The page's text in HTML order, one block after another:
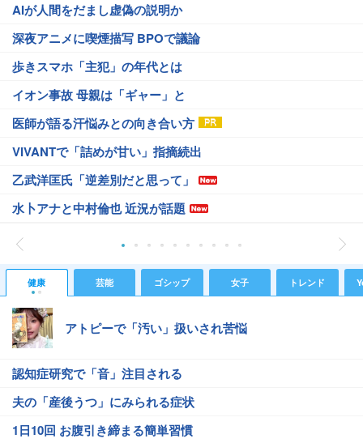
AIが人間をだまし虚偽の説明か
深夜アニメに喫煙描写 BPOで議論
歩きスマホ「主犯」の年代とは
イオン事故 母親は「ギャー」と
医師が語る汗悩みとの向き合い方
VIVANTで「詰めが甘い」指摘続出
乙武洋匡氏「逆差別だと思って」
水卜アナと中村倫也 近況が話題
健康 芸能 ゴシップ 女子 トレンド
アトピーで「汚い」扱いされ苦悩
認知症研究で「音」注目される
夫の「産後うつ」にみられる症状
1日10回 お腹引き締まる簡単習慣